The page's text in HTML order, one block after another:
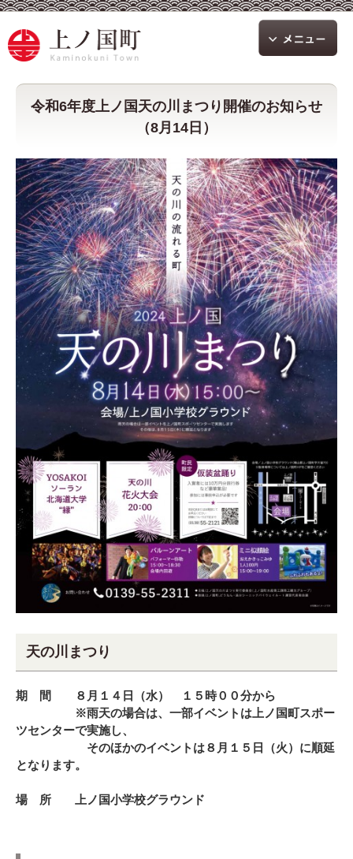
令和6年度上ノ国天の川まつり開催のお知らせ
（8月14日）
天の川まつり
期 間 ８月１４日（水）
１５時００分から
※雨天の場合は、一部イベントは上ノ国町スポー
ツセンターで実施し、
そのほかのイベントは８月１５日（火）に順延
となります。
場 所 上ノ国小学校グラウンド